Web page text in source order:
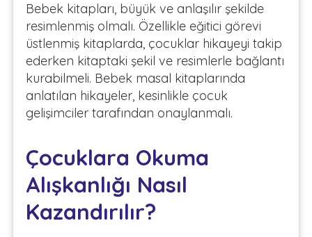
Bebek kitapları, büyük ve anlaşılır şekilde
resimlenmiş olmalı. Özellikle eğitici görevi
üstlenmiş kitaplarda, çocuklar hikayeyi takip
ederken kitaptaki şekil ve resimlerle bağlantı
kurabilmeli. Bebek masal kitaplarında
anlatılan hikayeler, kesinlikle çocuk
gelişimciler tarafından onaylanmalı.
Çocuklara Okuma
Alışkanlığı Nasıl
Kazandırılır?